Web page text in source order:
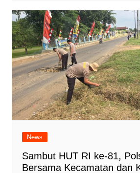
News
Sambut HUT RI ke-81,
Bersama Kecamatan dan